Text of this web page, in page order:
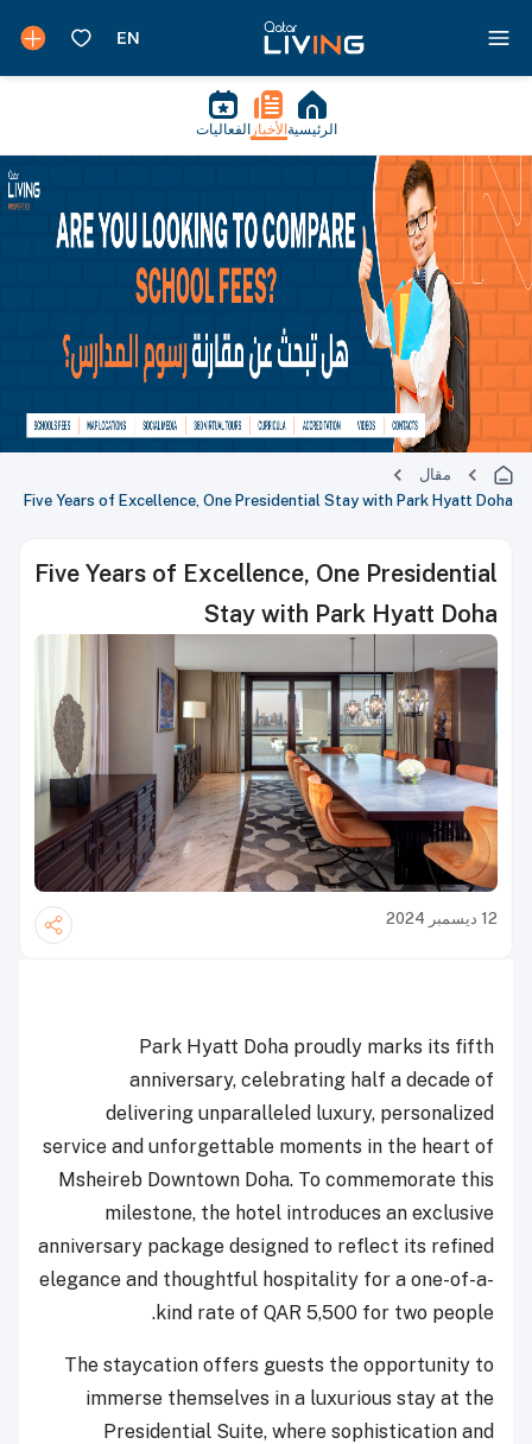
الرئيسية الأخبار الفعاليات
مقال
Five Years of Excellence, One Presidential Stay with Park Hyatt Doha
Five Years of Excellence, One Presidential
Stay with Park Hyatt Doha
12 ديسمبر 2024
Park Hyatt Doha proudly marks its fifth
anniversary, celebrating half a decade of
delivering unparalleled luxury, personalized
service and unforgettable moments in the heart of
Msheireb Downtown Doha. To commemorate this
milestone, the hotel introduces an exclusive
anniversary package designed to reflect its refined
elegance and thoughtful hospitality for a one-of-a-
kind rate of QAR 5,500 for two people.
The staycation offers guests the opportunity to
immerse themselves in a luxurious stay at the
Presidential Suite, where sophistication and